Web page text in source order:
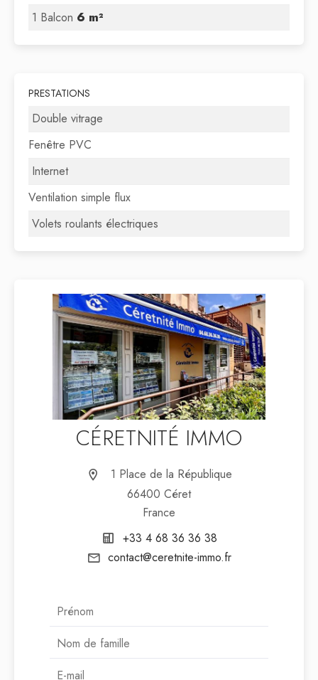
1 Balcon 6 m²
PRESTATIONS
Double vitrage
Fenêtre PVC
Internet
Ventilation simple flux
Volets roulants électriques
CÉRETNITÉ IMMO
1 Place de la République
66400 Céret
France
+33 4 68 36 36 38
contact@ceretnite-immo.fr